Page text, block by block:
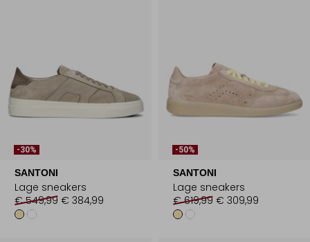
-30%
SANTONI
Lage sneakers
€ 549,99 € 384,99
-50%
SANTONI
Lage sneakers
€ 619,99 € 309,99